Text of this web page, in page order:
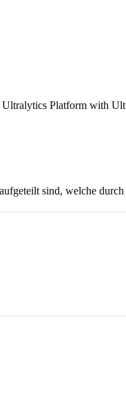
Platform with
sind, welche durch